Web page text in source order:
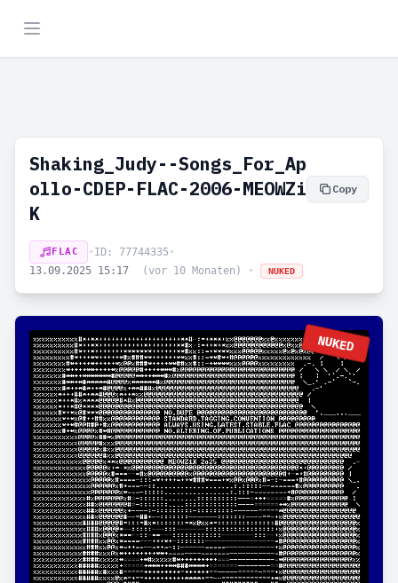
Shaking_Judy--Songs_For_Ap
ollo-CDEP-FLAC-2006-MEOWZi
K
Copy
FLAC • ID: 77744335 •
13.09.2025 15:17
(vor 10 Monaten) • NUKED
NUKED